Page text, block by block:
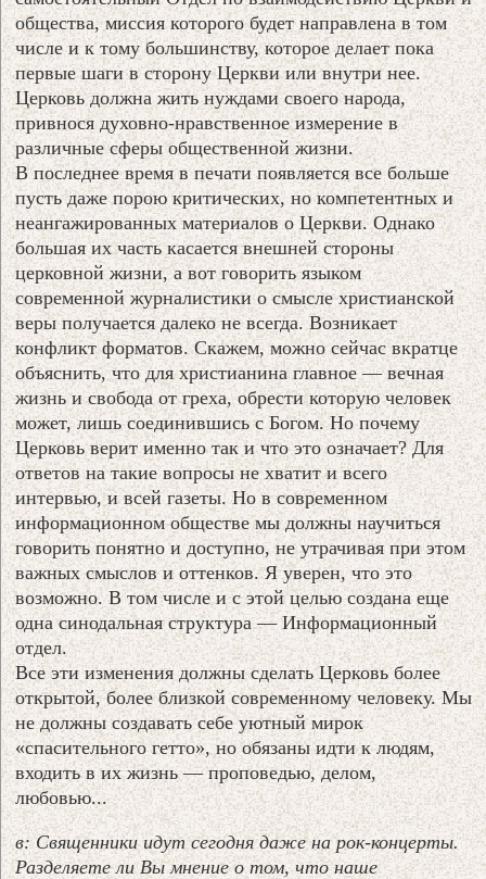
общества, миссия которого будет направлена в том
числе и к тому большинству, которое делает пока
первые шаги в сторону Церкви или внутри нее.
Церковь должна жить нуждами своего народа,
привнося духовно-нравственное измерение в
различные сферы общественной жизни.
В последнее время в печати появляется все больше
пусть даже порою критических, но компетентных и
неангажированных материалов о Церкви. Однако
большая их часть касается внешней стороны
церковной жизни, а вот говорить языком
современной журналистики о смысле христианской
веры получается далеко не всегда. Возникает
конфликт форматов. Скажем, можно сейчас вкратце
объяснить, что для христианина главное — вечная
жизнь и свобода от греха, обрести которую человек
может, лишь соединившись с Богом. Но почему
Церковь верит именно так и что это означает? Для
ответов на такие вопросы не хватит и всего
интервью, и всей газеты. Но в современном
информационном обществе мы должны научиться
говорить понятно и доступно, не утрачивая при этом
важных смыслов и оттенков. Я уверен, что это
возможно. В том числе и с этой целью создана еще
одна синодальная структура — Информационный
отдел.
Все эти изменения должны сделать Церковь более
открытой, более близкой современному человеку. Мы
не должны создавать себе уютный мирок
«спасительного гетто», но обязаны идти к людям,
входить в их жизнь — проповедью, делом,
любовью...
в: Священники идут сегодня даже на рок-концерты.
Разделяете ли Вы мнение о том, что наше